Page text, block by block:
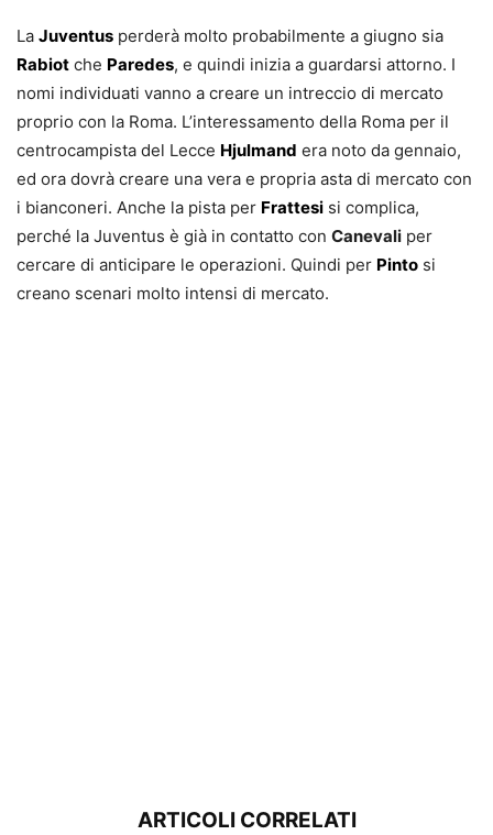
La Juventus perderà molto probabilmente a giugno sia
Rabiot che Paredes, e quindi inizia a guardarsi attorno. I
nomi individuati vanno a creare un intreccio di mercato
proprio con la Roma. L’interessamento della Roma per il
centrocampista del Lecce Hjulmand era noto da gennaio,
ed ora dovrà creare una vera e propria asta di mercato con
i bianconeri. Anche la pista per Frattesi si complica,
perché la Juventus è già in contatto con Canevali per
cercare di anticipare le operazioni. Quindi per Pinto si
creano scenari molto intensi di mercato.
ARTICOLI CORRELATI